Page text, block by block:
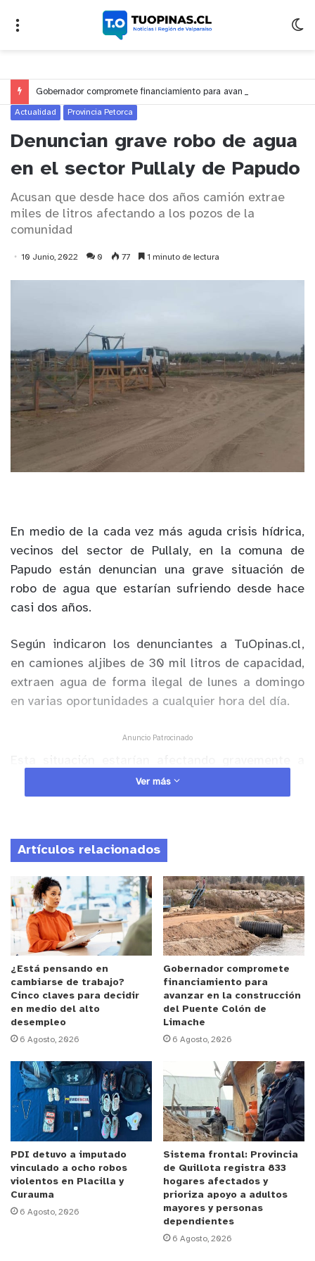
Actualidad Provincia Petorca
Denuncian grave robo de agua
en el sector Pullaly de Papudo
Acusan que desde hace dos años camión extrae
miles de litros afectando a los pozos de la
comunidad
10 Junio, 2022 0 77 1 minuto de lectura
En medio de la cada vez más aguda crisis hídrica,
vecinos del sector de Pullaly, en la comuna de
Papudo están denuncian una grave situación de
robo de agua que estarían sufriendo desde hace
casi dos años.
Según indicaron los denunciantes a TuOpinas.cl,
en camiones aljibes de 30 mil litros de capacidad,
extraen agua de forma ilegal de lunes a domingo
en varias oportunidades a cualquier hora del día.
Anuncio Patrocinado
los pozos de la comunidad que se encuentran en
regla, bajando muchos de ellos mas de 10 metros,
Los denunciantes agregan que la excusa de la
extracción del agua es el abastecer a la sanitaria
Esval, sin embargo, esto no sería cierto. “Lleva
más de 2 años haciendo esto por lo que queda una
sensación de impunidad terrible”, dicen los
angustiados vecinos.
Señalar además que la alta movilidad de camiones
produce una polvareda gigante que afecta los
cultivos y animales.
La alcaldesa de Papudo, Claudia Adasme no está
ajena de esta denuncia realizada por vecinos y
señaló en exclusiva a TuOpinas que ha denunciado
el hecho y espera una pronta reunión con otras
autoridades.
“Nos preocupa lo que sucede en el sector de Pullally,
hemos hablado con diversas autoridades al respecto
y denunciado este hecho para dar a conocer la
situación de este pozo. De todos modos, hemos
Ver más
Artículos relacionados
¿Está pensando en
cambiarse de trabajo?
Cinco claves para decidir
en medio del alto
desempleo
6 Agosto, 2026
Gobernador compromete
financiamiento para
avanzar en la construcción
del Puente Colón de
Limache
6 Agosto, 2026
PDI detuvo a imputado
vinculado a ocho robos
violentos en Placilla y
Curauma
6 Agosto, 2026
Sistema frontal: Provincia
de Quillota registra 833
hogares afectados y
prioriza apoyo a adultos
mayores y personas
dependientes
6 Agosto, 2026